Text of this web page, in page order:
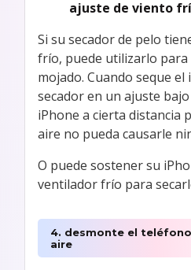
ajuste de viento
Si su secador de pelo
frío, puede utilizarlo para
mojado. Cuando seque
secador en un ajuste
iPhone a cierta distancia
aire no pueda causarle
O puede sostener su
ventilador frío para
4. desmonte el
aire